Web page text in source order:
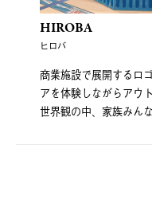
HIROBA
ヒロバ
商業施設で展開するロ
アを体験しながらアウ
世界観の中、家族みん